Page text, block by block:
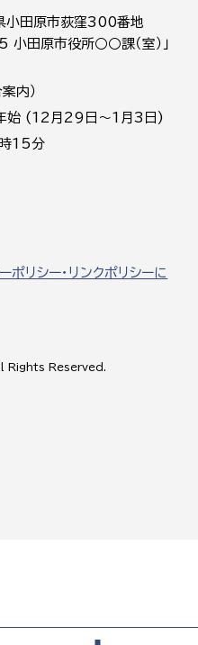
田原市荻窪300番地
田原市役所○○課（室）」
内）
年始 (12月29日～1月3日)
15分
ポリシー・リンクポリシーに
Reserved.